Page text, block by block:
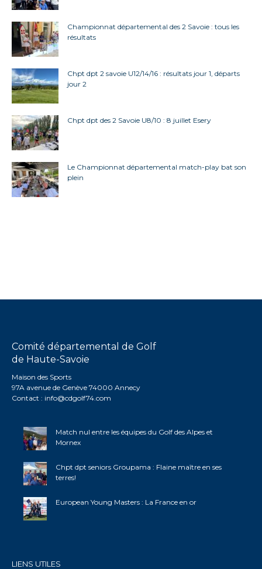
Championnat départemental des 2 Savoie : tous les
résultats
Chpt dpt 2 savoie U12/14/16 : résultats jour 1, départs
jour 2
Chpt dpt des 2 Savoie U8/10 : 8 juillet Esery
Le Championnat départemental match-play bat son
plein
Comité départemental de Golf
de Haute-Savoie
Maison des Sports
97A avenue de Genève 74000 Annecy
Contact : info@cdgolf74.com
Match nul entre les équipes du Golf des Alpes et
Mornex
Chpt dpt seniors Groupama : Flaine maître en ses
terres!
European Young Masters : La France en or
LIENS UTILES